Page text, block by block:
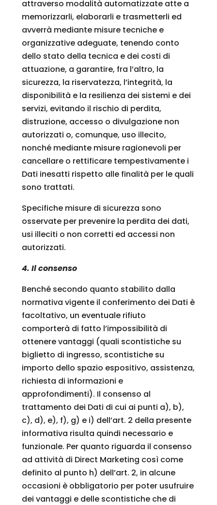
attraverso modalità automatizzate atte a
memorizzarli, elaborarli e trasmetterli ed
avverrà mediante misure tecniche e
organizzative adeguate, tenendo conto
dello stato della tecnica e dei costi di
attuazione, a garantire, fra l’altro, la
sicurezza, la riservatezza, l’integrità, la
disponibilità e la resilienza dei sistemi e dei
servizi, evitando il rischio di perdita,
distruzione, accesso o divulgazione non
autorizzati o, comunque, uso illecito,
nonché mediante misure ragionevoli per
cancellare o rettificare tempestivamente i
Dati inesatti rispetto alle finalità per le quali
sono trattati.
Specifiche misure di sicurezza sono
osservate per prevenire la perdita dei dati,
usi illeciti o non corretti ed accessi non
autorizzati.
4. Il consenso
Benché secondo quanto stabilito dalla
normativa vigente il conferimento dei Dati è
facoltativo, un eventuale rifiuto
comporterà di fatto l’impossibilità di
ottenere vantaggi (quali scontistiche su
biglietto di ingresso, scontistiche su
importo dello spazio espositivo, assistenza,
richiesta di informazioni e
approfondimenti). Il consenso al
trattamento dei Dati di cui ai punti a), b),
c), d), e), f), g) e i) dell’art. 2 della presente
informativa risulta quindi necessario e
funzionale. Per quanto riguarda il consenso
ad attività di Direct Marketing così come
definito al punto h) dell’art. 2, in alcune
occasioni è obbligatorio per poter usufruire
dei vantaggi e delle scontistiche che di